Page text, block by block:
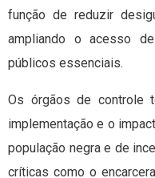
função de reduzir
ampliando o acesso
públicos essenciais.
Os órgãos de controle
implementação e o
população negra e de
críticas como o